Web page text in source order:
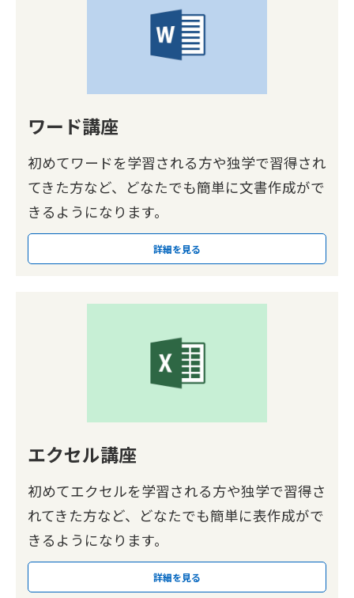
ワード講座
初めてワードを学習される方や独学で習得され
てきた方など、どなたでも簡単に文書作成がで
きるようになります。
詳細を見る
エクセル講座
初めてエクセルを学習される方や独学で習得さ
れてきた方など、どなたでも簡単に表作成がで
きるようになります。
詳細を見る